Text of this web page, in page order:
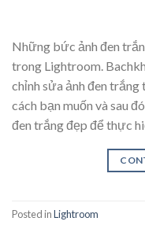
Những bức ảnh đen
trong Lightroom.
chỉnh sửa ảnh đen
cách bạn muốn và sau
đen trắng đẹp để thực
Posted inLightroom